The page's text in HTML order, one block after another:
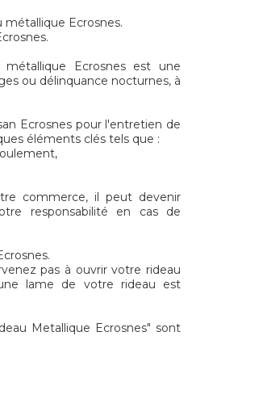
métallique Ecrosnes.
Ecrosnes est une
ou délinquance nocturnes, à
Ecrosnes pour l'entretien de
éléments clés tels que :
commerce, il peut devenir
responsabilité en cas de
pas à ouvrir votre rideau
lame de votre rideau est
Metallique Ecrosnes" sont